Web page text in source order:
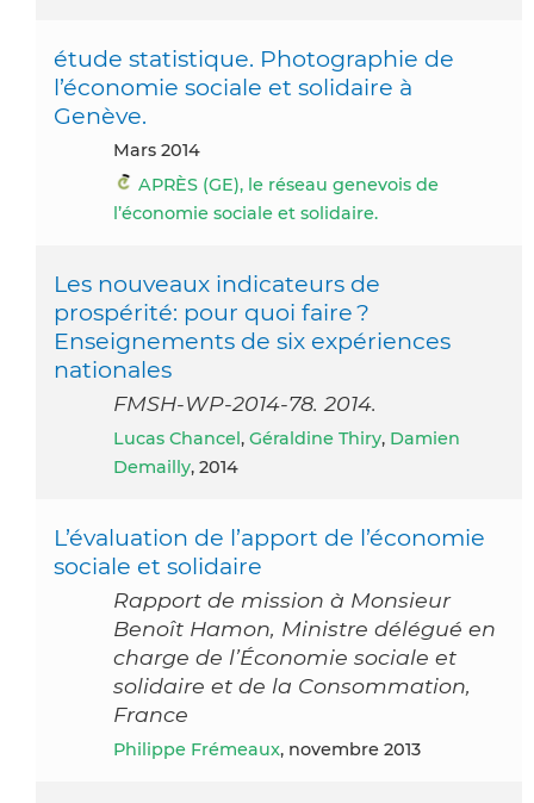
étude statistique. Photographie de
l’économie sociale et solidaire à
Genève.
mars 2014
APRÈS (GE), le réseau genevois de
l’économie sociale et solidaire.
Les nouveaux indicateurs de
prospérité: pour quoi faire ?
Enseignements de six expériences
nationales
FMSH-WP-2014-78. 2014.
Lucas Chancel, Géraldine Thiry, Damien
Demailly, 2014
L’évaluation de l’apport de l’économie
sociale et solidaire
Rapport de mission à Monsieur
Benoît Hamon, Ministre délégué en
charge de l’Économie sociale et
solidaire et de la Consommation,
France
Philippe Frémeaux, novembre 2013